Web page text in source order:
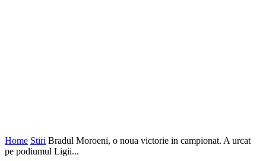
Home Stiri Bradul Moroeni, o noua victorie in campionat. A urcat
pe podiumul Ligii...